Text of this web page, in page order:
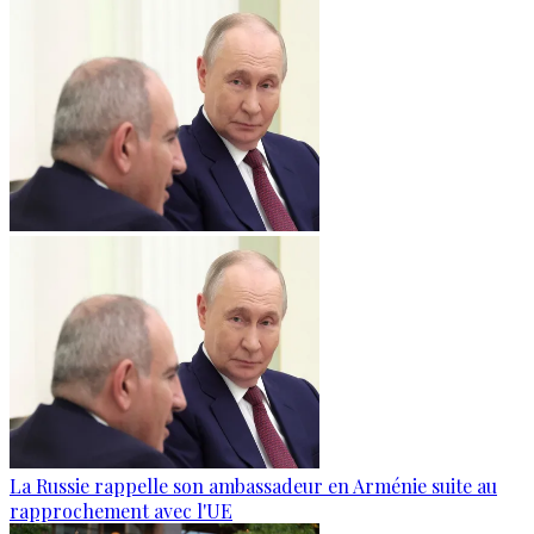
La Russie rappelle son ambassadeur en Arménie suite au
rapprochement avec l'UE